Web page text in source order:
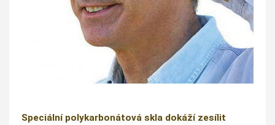
Speciální polykarbonátová skla dokáží zesílit